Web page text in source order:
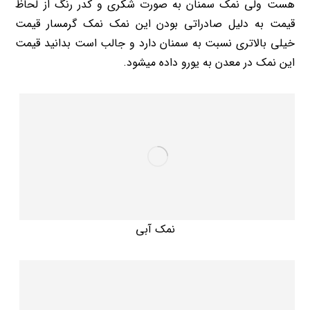
هست ولی نمک سمنان به صورت شکری و کدر رنگ از لحاظ
قیمت به دلیل صادراتی بودن این نمک نمک گرمسار قیمت
خیلی بالاتری نسبت به سمنان دارد و جالب است بدانید قیمت
این نمک در معدن به یورو داده میشود.
نمک آبی